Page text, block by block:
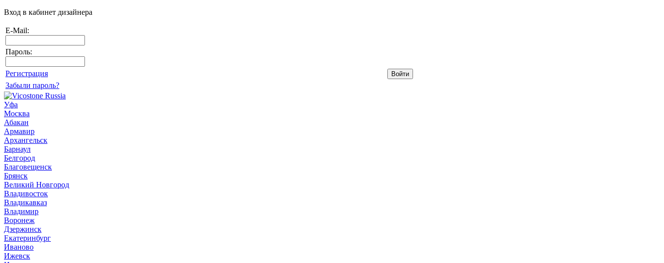
Вход в кабинет дизайнера
E-Mail:
Пароль:
Регистрация
Забыли пароль?
Уфа
Москва
Абакан
Армавир
Архангельск
Барнаул
Белгород
Благовещенск
Брянск
Великий Новгород
Владивосток
Владикавказ
Владимир
Воронеж
Дзержинск
Екатеринбург
Иваново
Ижевск